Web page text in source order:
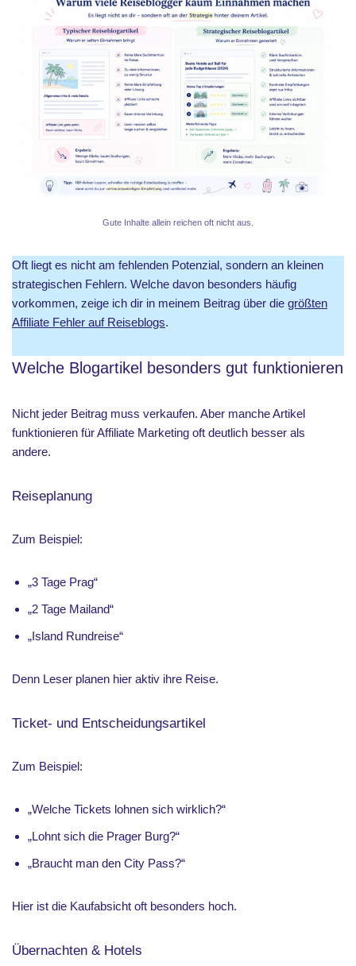
Gute Inhalte allein reichen oft nicht aus.
Oft liegt es nicht am fehlenden Potenzial, sondern an kleinen
strategischen Fehlern. Welche davon besonders häufig
vorkommen, zeige ich dir in meinem Beitrag über die größten
Affiliate Fehler auf Reiseblogs.
Welche Blogartikel besonders gut funktionieren
Nicht jeder Beitrag muss verkaufen. Aber manche Artikel
funktionieren für Affiliate Marketing oft deutlich besser als
andere.
Reiseplanung
Zum Beispiel:
„3 Tage Prag“
„2 Tage Mailand“
„Island Rundreise“
Denn Leser planen hier aktiv ihre Reise.
Ticket- und Entscheidungsartikel
Zum Beispiel:
„Welche Tickets lohnen sich wirklich?“
„Lohnt sich die Prager Burg?“
„Braucht man den City Pass?“
Hier ist die Kaufabsicht oft besonders hoch.
Übernachten & Hotels